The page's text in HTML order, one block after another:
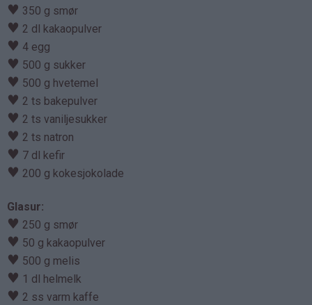
♥ 350 g smør
♥ 2 dl kakaopulver
♥ 4 egg
♥ 500 g sukker
♥ 500 g hvetemel
♥ 2 ts bakepulver
♥ 2 ts vaniljesukker
♥ 2 ts natron
♥ 7 dl kefir
♥ 200 g kokesjokolade
Glasur:
♥ 250 g smør
♥ 50 g kakaopulver
♥ 500 g melis
♥ 1 dl helmelk
♥ 2 ss varm kaffe